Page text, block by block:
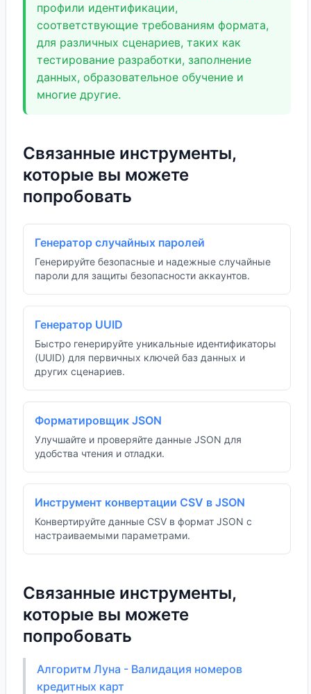
профили идентификации,
соответствующие требованиям формата,
для различных сценариев, таких как
тестирование разработки, заполнение
данных, образовательное обучение и
многие другие.
Связанные инструменты,
которые вы можете
попробовать
Генератор случайных паролей
Генерируйте безопасные и надежные случайные
пароли для защиты безопасности аккаунтов.
Генератор UUID
Быстро генерируйте уникальные идентификаторы
(UUID) для первичных ключей баз данных и
других сценариев.
Форматировщик JSON
Улучшайте и проверяйте данные JSON для
удобства чтения и отладки.
Инструмент конвертации CSV в JSON
Конвертируйте данные CSV в формат JSON с
настраиваемыми параметрами.
Связанные инструменты,
которые вы можете
попробовать
Алгоритм Луна - Валидация номеров
кредитных карт